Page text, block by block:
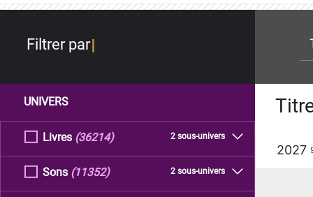
Filtrer par
UNIVERS
Livres 2 sous-univers
(36214)
Sons 2 sous-univers
(11352)
2027